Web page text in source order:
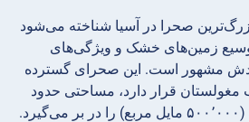
صحرا در آسیا شناخته می‌شود
زمین‌های خشک و ویژگی‌های
مشهور است. این صحرای گسترده
قرار دارد، مساحتی حدود
۱.۳ میلیون کیلومتر مربع (۵۰۰٬۰۰۰ مایل مربع) را در بر می‌گیرد.